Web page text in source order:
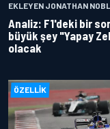
EKLEYEN JONATHAN
Analiz: F1'deki bir
büyük şey "Yapay
olacak
ÖZELLIK